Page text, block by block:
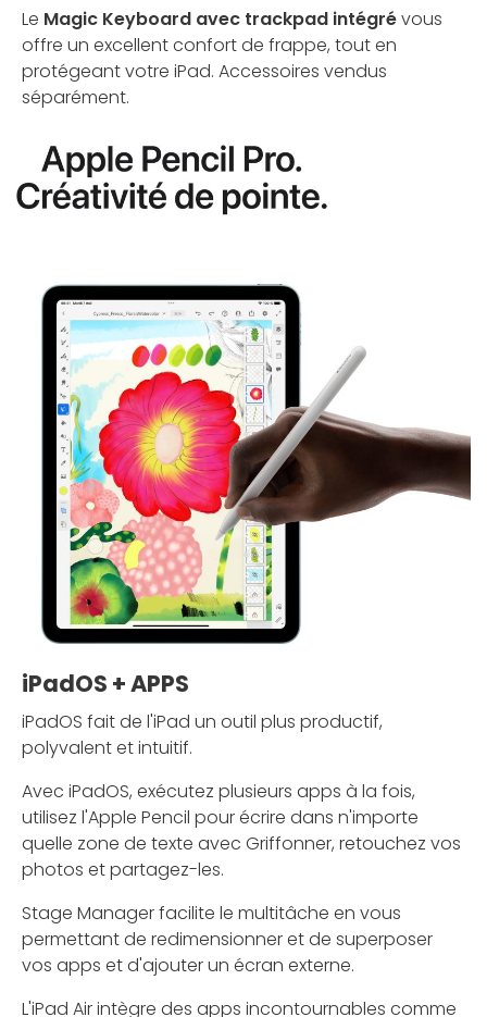
Le Magic Keyboard avec trackpad intégrévous
offre un excellent confort de frappe, tout en
protégeant votre iPad. Accessoires vendus
séparément.
iPadOS + APPS
iPadOS fait de l'iPad un outil plus productif,
polyvalent et intuitif.
Avec iPadOS, exécutez plusieurs apps à la fois,
utilisez l'Apple Pencil pour écrire dans n'importe
quelle zone de texte avec Griffonner, retouchez vos
photos et partagez-les.
Stage Manager facilite le multitâche en vous
permettant de redimensionner et de superposer
vos apps et d'ajouter un écran externe.
L'iPad Air intègre des apps incontournables comme